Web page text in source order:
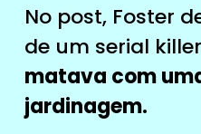
No post, Foster
de um serial
matava com
jardinagem.